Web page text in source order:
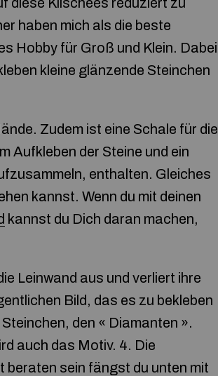
haben mich als die beste
Hobby für Groß und Klein. Dabei
kleine glänzende Steinchen
Zudem ist eine Schale für die
Aufkleben der Steine und ein
enthalten. Gleiches
kannst. Wenn du mit deinen
kannst du Dich daran machen,
Leinwand aus und verliert ihre
Bild, das es zu bekleben
den « Diamanten ».
auch das Motiv. 4. Die
beraten sein fängst du unten mit